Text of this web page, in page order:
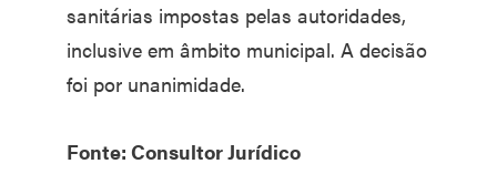
sanitárias impostas pelas autoridades,
inclusive em âmbito municipal. A decisão
foi por unanimidade.
Fonte: Consultor Jurídico